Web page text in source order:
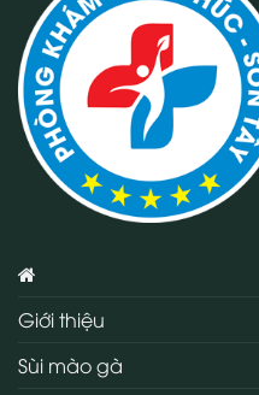
Giới thiệu
Sùi mào gà